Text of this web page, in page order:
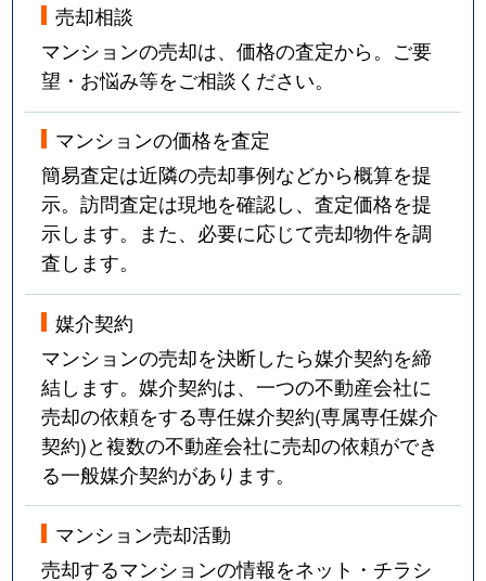
売却相談
マンションの売却は、価格の査定から。ご要
望・お悩み等をご相談ください。
マンションの価格を査定
簡易査定は近隣の売却事例などから概算を提
示。訪問査定は現地を確認し、査定価格を提
示します。また、必要に応じて売却物件を調
査します。
媒介契約
マンションの売却を決断したら媒介契約を締
結します。媒介契約は、一つの不動産会社に
売却の依頼をする専任媒介契約(専属専任媒介
契約)と複数の不動産会社に売却の依頼ができ
る一般媒介契約があります。
マンション売却活動
売却するマンションの情報をネット・チラシ